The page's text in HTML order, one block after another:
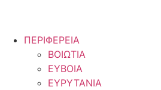
ΠΕΡΙΦΕΡΕΙΑ
ΒΟΙΩΤΙΑ
ΕΥΒΟΙΑ
ΕΥΡΥΤΑΝΙΑ